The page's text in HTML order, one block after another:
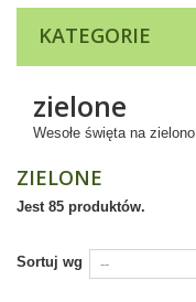
KATEGORIE
zielone
Wesołe święta na zielono
ZIELONE
Jest 85 produktów.
Sortuj wg